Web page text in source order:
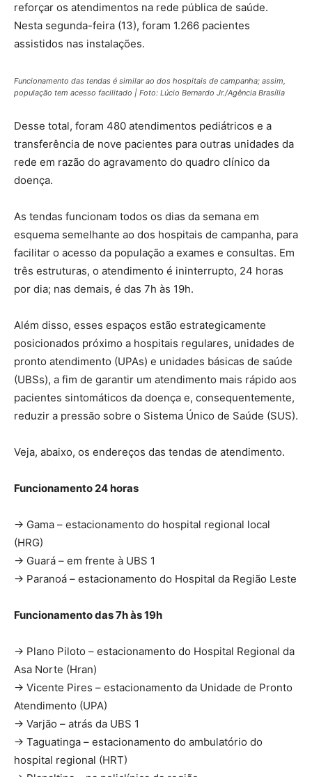
reforçar os atendimentos na rede pública de saúde.
Nesta segunda-feira (13), foram 1.266 pacientes
assistidos nas instalações.
Funcionamento das tendas é similar ao dos hospitais de campanha; assim,
população tem acesso facilitado | Foto: Lúcio Bernardo Jr./Agência Brasília
Desse total, foram 480 atendimentos pediátricos e a
transferência de nove pacientes para outras unidades da
rede em razão do agravamento do quadro clínico da
doença.
As tendas funcionam todos os dias da semana em
esquema semelhante ao dos hospitais de campanha, para
facilitar o acesso da população a exames e consultas. Em
três estruturas, o atendimento é ininterrupto, 24 horas
por dia; nas demais, é das 7h às 19h.
Além disso, esses espaços estão estrategicamente
posicionados próximo a hospitais regulares, unidades de
pronto atendimento (UPAs) e unidades básicas de saúde
(UBSs), a fim de garantir um atendimento mais rápido aos
pacientes sintomáticos da doença e, consequentemente,
reduzir a pressão sobre o Sistema Único de Saúde (SUS).
Veja, abaixo, os endereços das tendas de atendimento.
Funcionamento 24 horas
→ Gama – estacionamento do hospital regional local
(HRG)
→ Guará – em frente à UBS 1
→ Paranoá – estacionamento do Hospital da Região Leste
Funcionamento das 7h às 19h
→ Plano Piloto – estacionamento do Hospital Regional da
Asa Norte (Hran)
→ Vicente Pires – estacionamento da Unidade de Pronto
Atendimento (UPA)
→ Varjão – atrás da UBS 1
→ Taguatinga – estacionamento do ambulatório do
hospital regional (HRT)